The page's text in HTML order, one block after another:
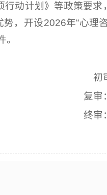
动计划》等政策要求
，开设2026年“心理
初
复审
终审